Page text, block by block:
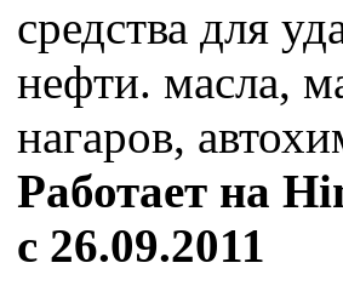
средства для
нефти. масла,
нагаров,
Работает на
с 26.09.2011